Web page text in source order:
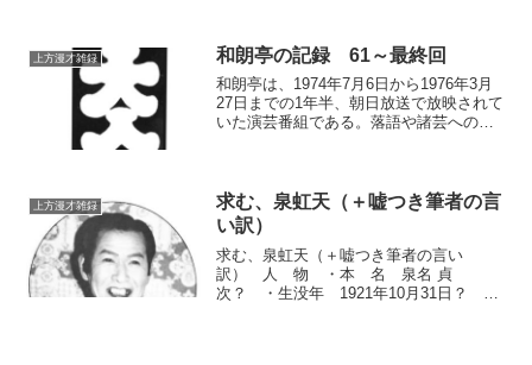
上方漫才雑録 和朗亭の記録 61～最終回
和朗亭は、1974年7月6日から1976年3月
27日までの1年半、朝日放送で放映されて
いた演芸番組である。落語や諸芸への見
き時代の寄席」をモットーにした番組で
あった。その記録4である。
上方漫才雑録
求む、泉虹天（＋嘘つき筆者の言
い訳）
求む、泉虹天（＋嘘つき筆者の言い
訳） 人 物 ・本 名 泉名 貞
次？ ・生没年 1921年10月31日？ ・